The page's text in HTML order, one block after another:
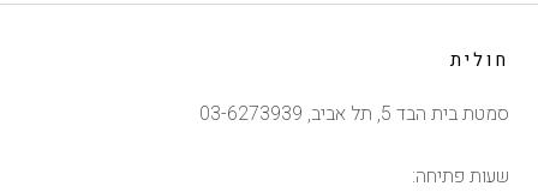
חולית
סמטת בית הבד 5, תל אביב, 03-6273939
שעות פתיחה: